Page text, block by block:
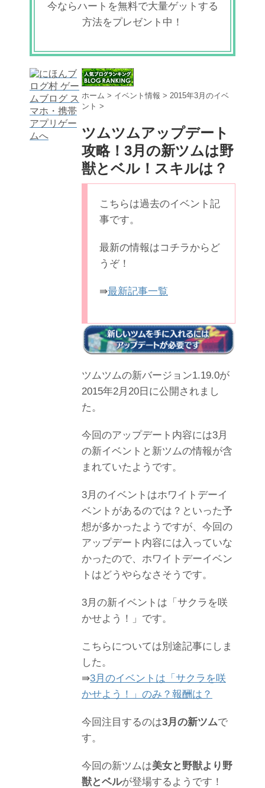
今ならハートを無料で大量ゲットする
方法をプレゼント中！
ホーム > イベント情報 > 2015年3月のイベ
ント >
ツムツムアップデート
攻略！3月の新ツムは野
獣とベル！スキルは？
こちらは過去のイベント記
事です。
最新の情報はコチラからど
うぞ！
⇛最新記事一覧
ツムツムの新バージョン1.19.0が
2015年2月20日に公開されまし
た。
今回のアップデート内容には3月
の新イベントと新ツムの情報が含
まれていたようです。
3月のイベントはホワイトデーイ
ベントがあるのでは？といった予
想が多かったようですが、今回の
アップデート内容には入っていな
かったので、ホワイトデーイベン
トはどうやらなさそうです。
3月の新イベントは「サクラを咲
かせよう！」です。
こちらについては別途記事にしま
した。
⇛3月のイベントは「サクラを咲
かせよう！」のみ？報酬は？
今回注目するのは3月の新ツムで
す。
今回の新ツムは美女と野獣より野
獣とベルが登場するようです！